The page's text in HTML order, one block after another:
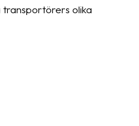
transportörers olika